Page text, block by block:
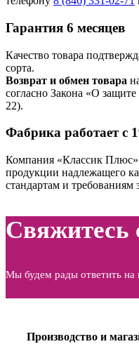
Гарантия 6 месяцев
Качество товара
сорта.
Возврат и обмен товара
согласно Закона «О
22).
Фабрика работает с
Компания «Классик Плюс»
продукции надлежащего
стандартам и требованиям
Свяжитесь
Мы будем рады ответить на
Производство и